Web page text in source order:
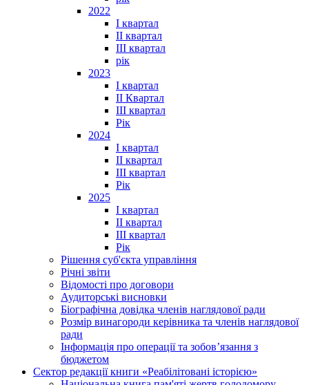
2022
I квартал
II квартал
ІІІ квартал
рік
2023
І квартал
ІІ Квартал
III квартал
Рік
2024
I квартал
II квартал
III квартал
Рік
2025
I квартал
II квартал
III квартал
Рік
Рішення суб'єкта управління
Річні звіти
Відомості про договори
Аудиторські висновки
Біографічна довідка членів наглядової ради
Розмір винагороди керівника та членів наглядової
ради
Інформація про операції та зобов’язання з
бюджетом
Сектор редакції книги «Реабілітовані історією»